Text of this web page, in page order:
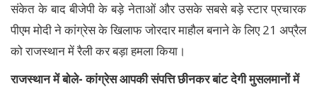
संकेत के बाद बीजेपी के बड़े नेताओं और उसके सबसे बड़े स्टार प्रचारक
पीएम मोदी ने कांग्रेस के खिलाफ जोरदार माहौल बनाने के लिए 21 अप्रैल
को राजस्थान में रैली कर बड़ा हमला किया।
राजस्थान में बोले- कांग्रेस आपकी संपत्ति छीनकर बांट देगी मुसलमानों में